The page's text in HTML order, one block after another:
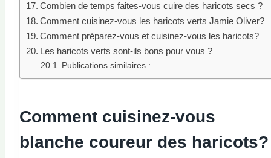
Combien de temps faites-vous cuire des haricots secs ?
Comment cuisinez-vous les haricots verts Jamie Oliver?
Comment préparez-vous et cuisinez-vous les haricots?
Les haricots verts sont-ils bons pour vous ?
Publications similaires :
Comment cuisinez-vous
blanche coureur des haricots?